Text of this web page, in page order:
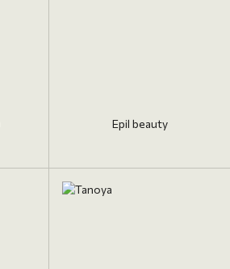
Epil beauty